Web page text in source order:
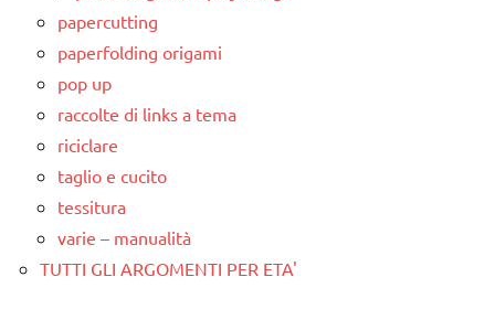
papercutting
paperfolding origami
pop up
raccolte di links a tema
riciclare
taglio e cucito
tessitura
varie – manualità
TUTTI GLI ARGOMENTI PER ETA'